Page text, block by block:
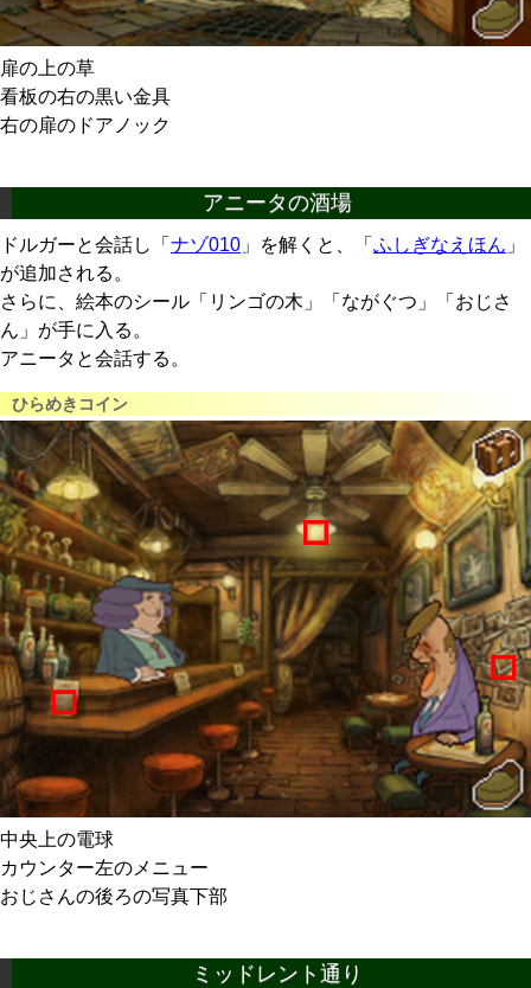
扉の上の草
看板の右の黒い金具
右の扉のドアノック
アニータの酒場
ドルガーと会話し「 ナゾ010 」を解くと、「 ふしぎなえほん 」
が追加される。
さらに、絵本のシール「リンゴの木」「ながぐつ」「おじさ
ん」が手に入る。
アニータと会話する。
ひらめきコイン
中央上の電球
カウンター左のメニュー
おじさんの後ろの写真下部
ミッドレント通り